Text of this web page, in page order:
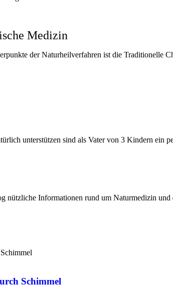
Medizin
der Naturheilverfahren ist die Traditionelle
unterstützen sind als Vater von 3 Kindern ein
nützliche Informationen rund um Naturmedizin und
Schimmel